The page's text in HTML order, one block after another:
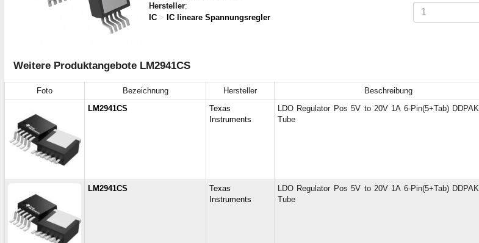
Hersteller:
IC > IC lineare Spannungsregler
Weitere Produktangebote LM2941CS
Foto Bezeichnung Hersteller Beschreibung
LM2941CS
Texas
Instruments
LDO Regulator Pos 5V to 20V 1A 6-Pin(5+Tab) DDPAK
Tube
LM2941CS
Texas
Instruments
LDO Regulator Pos 5V to 20V 1A 6-Pin(5+Tab) DDPAK
Tube